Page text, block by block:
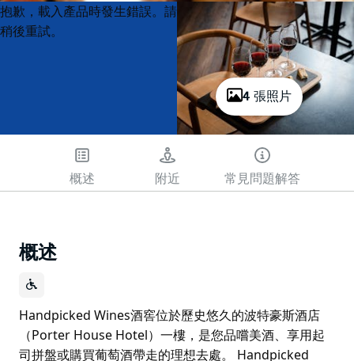
4 張照片
Product
List
Product
List
抱歉，載入產品時發生錯誤。請
稍後重試。
概述 附近 常見問題解答
概述
Handpicked Wines酒窖位於歷史悠久的波特豪斯酒店
（Porter House Hotel）一樓，是您品嚐美酒、享用起
司拼盤或購買葡萄酒帶走的理想去處。 Handpicked